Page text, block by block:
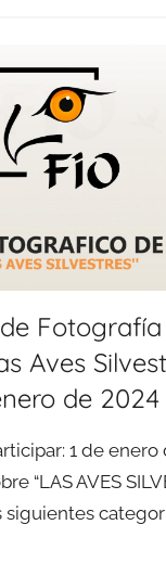
Aves
de 2024
1 de enero
“LAS AVES